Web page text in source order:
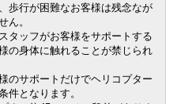
歩行が困難なお客様は残念なが
ん。
タッフがお客様をサポートする
の身体に触れることが禁じられ
のサポートだけでヘリコプター
件となります。